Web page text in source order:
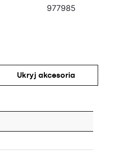
977985
Ukryj akcesoria